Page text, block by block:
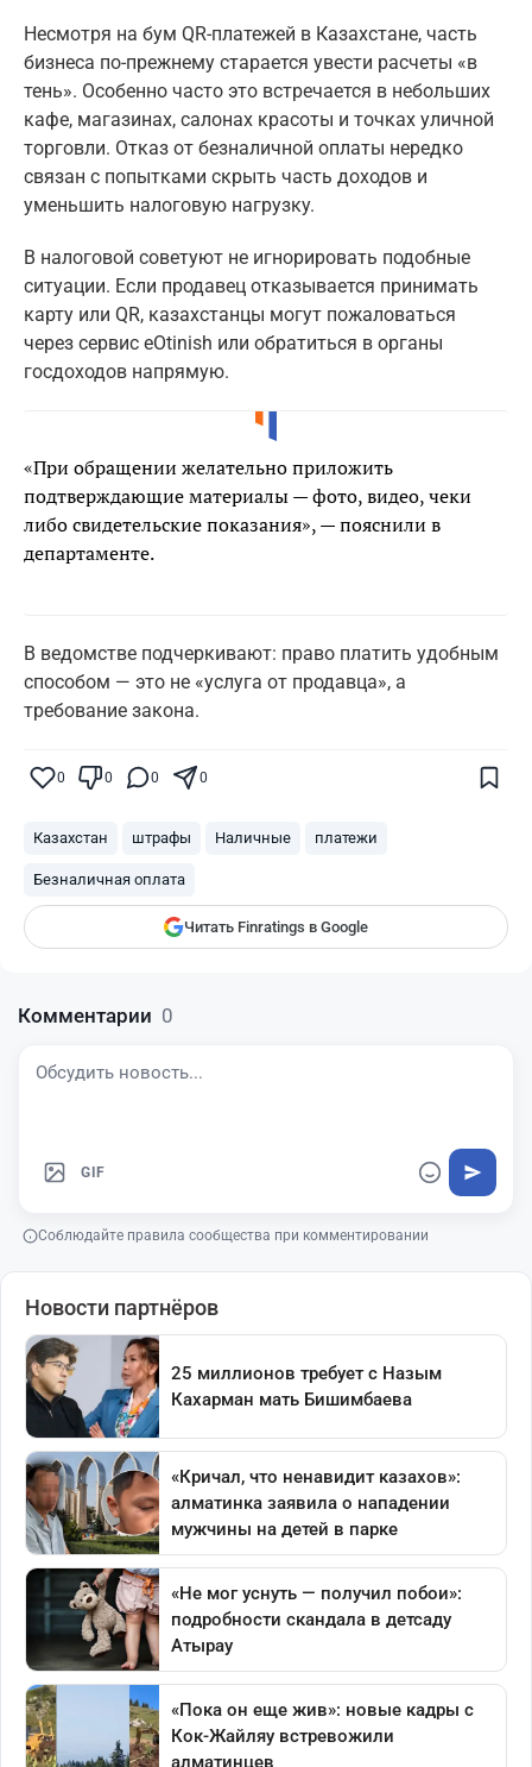
Несмотря на бум QR-платежей в Казахстане, часть
бизнеса по-прежнему старается увести расчеты «в
тень». Особенно часто это встречается в небольших
кафе, магазинах, салонах красоты и точках уличной
торговли. Отказ от безналичной оплаты нередко
связан с попытками скрыть часть доходов и
уменьшить налоговую нагрузку.
В налоговой советуют не игнорировать подобные
ситуации. Если продавец отказывается принимать
карту или QR, казахстанцы могут пожаловаться
через сервис eOtinish или обратиться в органы
госдоходов напрямую.
«При обращении желательно приложить
подтверждающие материалы — фото, видео, чеки
либо свидетельские показания», — пояснили в
департаменте.
В ведомстве подчеркивают: право платить удобным
способом — это не «услуга от продавца», а
требование закона.
0 0 0 0
Казахстан штрафы Наличные платежи
Безналичная оплата
Читать Finratings в Google
Поставьте галочку рядом с
Комментарии 0
GIF
Соблюдайте правила сообщества при комментировании